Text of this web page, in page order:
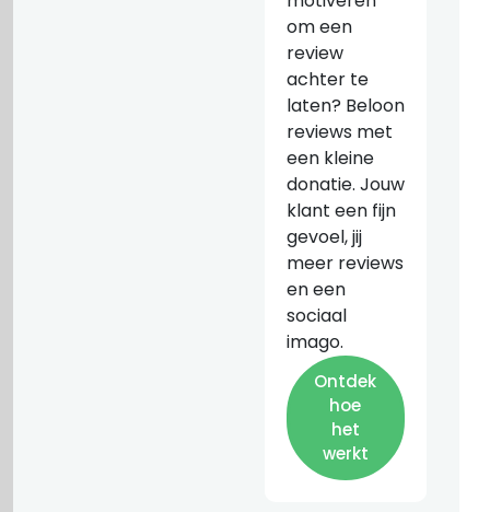
om een
review
achter te
laten? Beloon
reviews met
een kleine
donatie. Jouw
klant een fijn
gevoel, jij
meer reviews
en een
sociaal
imago.
Ontdek
hoe
het
werkt